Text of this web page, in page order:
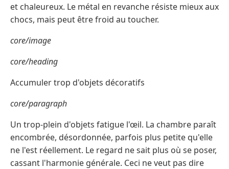
et chaleureux. Le métal en revanche résiste mieux aux
chocs, mais peut être froid au toucher.
core/image
core/heading
Accumuler trop d'objets décoratifs
core/paragraph
Un trop-plein d'objets fatigue l'œil. La chambre paraît
encombrée, désordonnée, parfois plus petite qu'elle
ne l'est réellement. Le regard ne sait plus où se poser,
cassant l'harmonie générale. Ceci ne veut pas dire